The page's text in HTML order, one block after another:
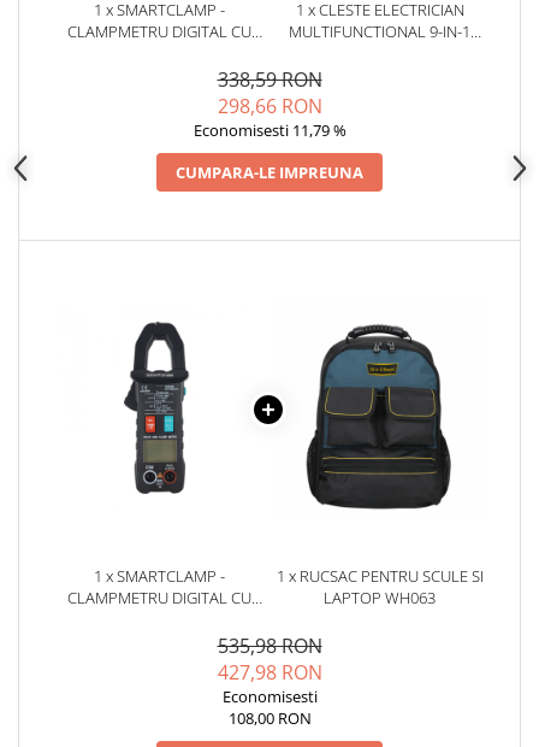
1 x SMARTCLAMP -
CLAMPMETRU DIGITAL CU
1 x CLESTE ELECTRICIAN
MULTIFUNCTIONAL 9-IN-1
338,59 RON
298,66 RON
Economisesti 11,79 %
CUMPARA-LE IMPREUNA
1 x SMARTCLAMP -
CLAMPMETRU DIGITAL CU
1 x RUCSAC PENTRU SCULE SI
LAPTOP WH063
535,98 RON
427,98 RON
Economisesti
108,00 RON